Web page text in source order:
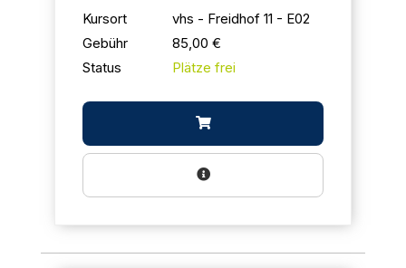
Kursort
vhs - Freidhof 11 - E02
Gebühr
85,00 €
Status
Plätze frei